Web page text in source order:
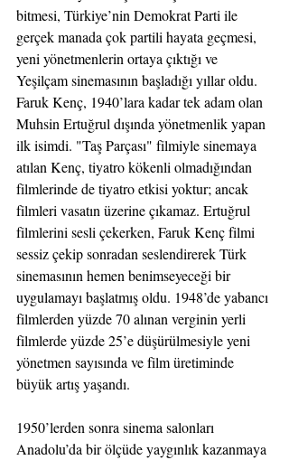
bitmesi, Türkiye’nin Demokrat Parti ile
gerçek manada çok partili hayata geçmesi,
yeni yönetmenlerin ortaya çıktığı ve
Yeşilçam sinemasının başladığı yıllar oldu.
Faruk Kenç, 1940’lara kadar tek adam olan
Muhsin Ertuğrul dışında yönetmenlik yapan
ilk isimdi. "Taş Parçası" filmiyle sinemaya
atılan Kenç, tiyatro kökenli olmadığından
filmlerinde de tiyatro etkisi yoktur; ancak
filmleri vasatın üzerine çıkamaz. Ertuğrul
filmlerini sesli çekerken, Faruk Kenç filmi
sessiz çekip sonradan seslendirerek Türk
sinemasının hemen benimseyeceği bir
uygulamayı başlatmış oldu. 1948’de yabancı
filmlerden yüzde 70 alınan verginin yerli
filmlerde yüzde 25’e düşürülmesiyle yeni
yönetmen sayısında ve film üretiminde
büyük artış yaşandı.
1950’lerden sonra sinema salonları
Anadolu’da bir ölçüde yaygınlık kazanmaya